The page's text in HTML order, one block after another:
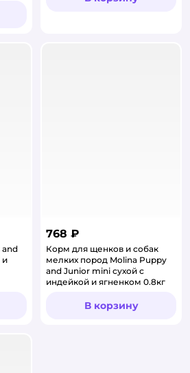
and
и
768 ₽
Корм для щенков и собак
мелких пород Molina Puppy
and Junior mini сухой с
индейкой и ягненком 0.8кг
В корзину